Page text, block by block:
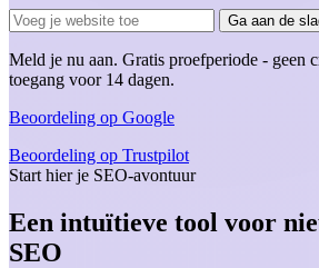
Ga aan de
Meld je nu aan. Gratis proefperiode - geen
toegang voor 14 dagen.
Beoordeling op Google
Beoordeling op Trustpilot
Start hier je SEO-avontuur
Een intuïtieve tool voor
SEO